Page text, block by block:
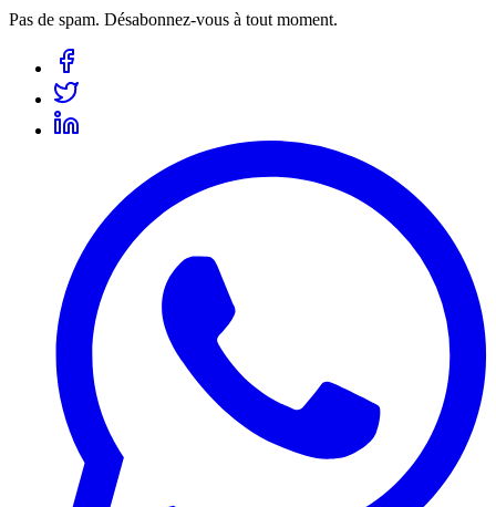
Pas de spam. Désabonnez-vous à tout moment.